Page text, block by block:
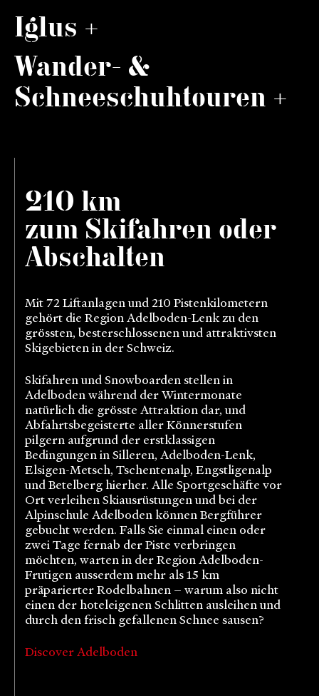
Iglus +
Wander- &
Schneeschuhtouren +
210 km
zum Skifahren oder
Abschalten
Mit 72 Liftanlagen und 210 Pistenkilometern
gehört die Region Adelboden-Lenk zu den
grössten, besterschlossenen und attraktivsten
Skigebieten in der Schweiz.
Skifahren und Snowboarden stellen in
Adelboden während der Wintermonate
natürlich die grösste Attraktion dar, und
Abfahrtsbegeisterte aller Könnerstufen
pilgern aufgrund der erstklassigen
Bedingungen in Silleren, Adelboden-Lenk,
Elsigen-Metsch, Tschentenalp, Engstligenalp
und Betelberg hierher. Alle Sportgeschäfte vor
Ort verleihen Skiausrüstungen und bei der
Alpinschule Adelboden können Bergführer
gebucht werden. Falls Sie einmal einen oder
zwei Tage fernab der Piste verbringen
möchten, warten in der Region Adelboden-
Frutigen ausserdem mehr als 15 km
präparierter Rodelbahnen – warum also nicht
einen der hoteleigenen Schlitten ausleihen und
durch den frisch gefallenen Schnee sausen?
Discover Adelboden